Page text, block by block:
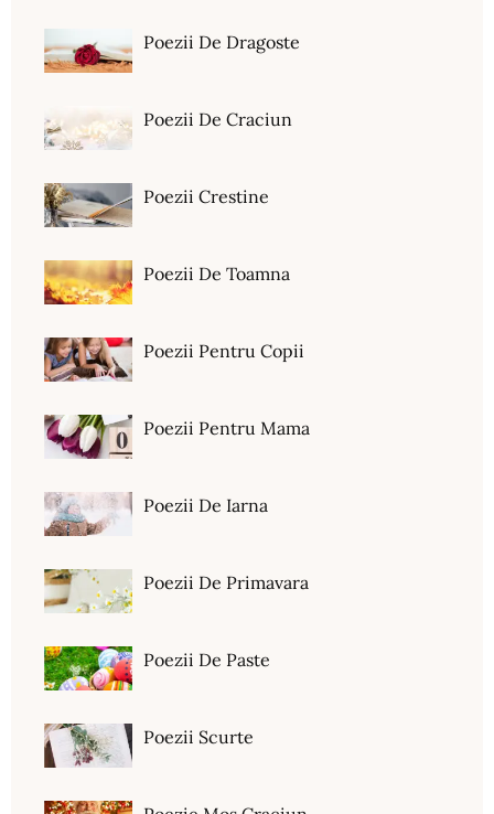
Poezii De Dragoste
Poezii De Craciun
Poezii Crestine
Poezii De Toamna
Poezii Pentru Copii
Poezii Pentru Mama
Poezii De Iarna
Poezii De Primavara
Poezii De Paste
Poezii Scurte